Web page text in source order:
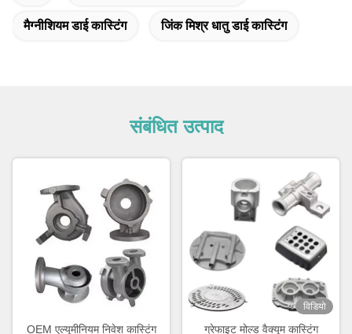
मैग्नीशियम डाई कास्टिंग जिंक मिश्र धातु डाई कास्टिंग
संबंधित उत्पाद
OEM एल्यूमीनियम निवेश कास्टिंग
विडियो
ग्रेफाइट मोल्ड वैक्यूम कास्टिंग